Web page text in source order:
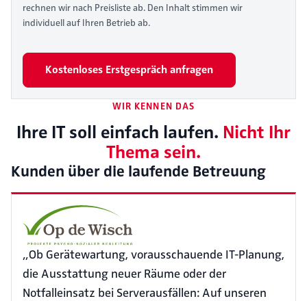
rechnen wir nach Preisliste ab. Den Inhalt stimmen wir
individuell auf Ihren Betrieb ab.
Kostenloses Erstgespräch anfragen
WIR KENNEN DAS
Ihre IT soll einfach laufen. Nicht Ihr
Thema sein.
Kunden über die laufende Betreuung
„Ob Gerätewartung, vorausschauende IT-Planung,
die Ausstattung neuer Räume oder der
Notfalleinsatz bei Serverausfällen: Auf unseren